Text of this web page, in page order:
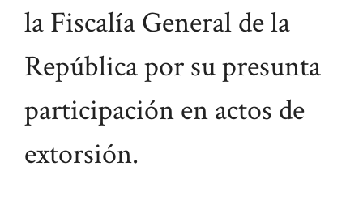
la Fiscalía General de la
República por su presunta
participación en actos de
extorsión.